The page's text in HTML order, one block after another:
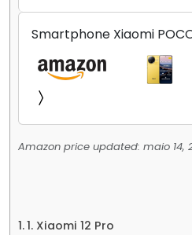
Smartphone Xiaomi
256GB/16+512GB
Elite Top de Linha Chip
Jogos Pesados Tela Flow
Amazon price updated: maio 14,
1. Xiaomi 12 Pro